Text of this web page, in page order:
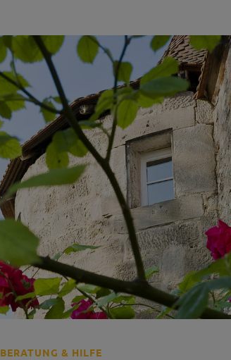
BERATUNG & HILFE